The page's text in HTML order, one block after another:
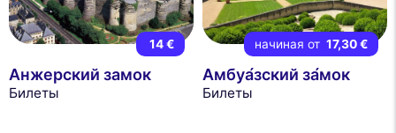
14 €
Анжерский замок
Билеты
начиная от 17,30 €
Амбуа́зский за́мок
Билеты